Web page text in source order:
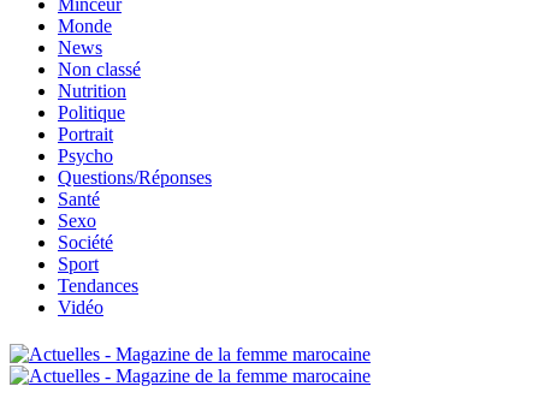
Monde
News
Non classé
Nutrition
Politique
Portrait
Psycho
Questions/Réponses
Santé
Sexo
Société
Sport
Tendances
Vidéo